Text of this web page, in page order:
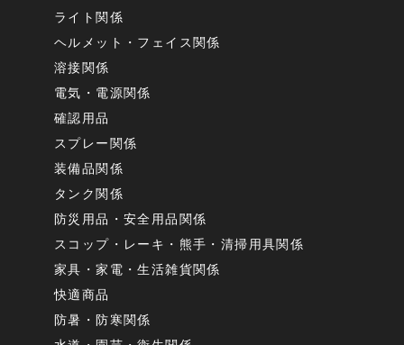
ライト関係
ヘルメット・フェイス関係
溶接関係
電気・電源関係
確認用品
スプレー関係
装備品関係
タンク関係
防災用品・安全用品関係
スコップ・レーキ・熊手・清掃用具関係
家具・家電・生活雑貨関係
快適商品
防暑・防寒関係